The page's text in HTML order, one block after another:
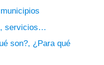
servicios…
son?, ¿Para qué